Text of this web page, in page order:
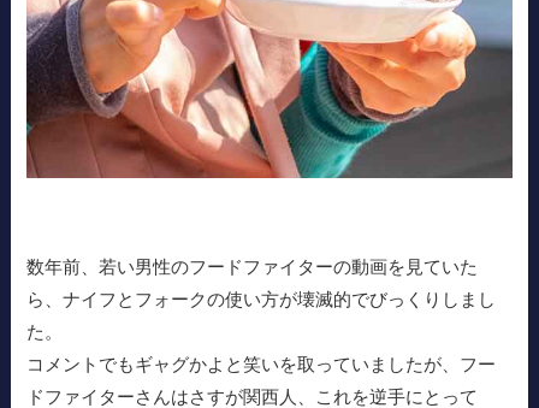
数年前、若い男性のフードファイターの動画を見ていた
ら、ナイフとフォークの使い方が壊滅的でびっくりしまし
た。
コメントでもギャグかよと笑いを取っていましたが、フー
ドファイターさんはさすが関西人、これを逆手にとって